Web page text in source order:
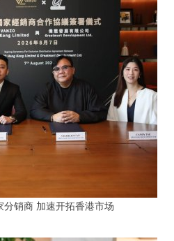
分销商 加速开拓香港市场